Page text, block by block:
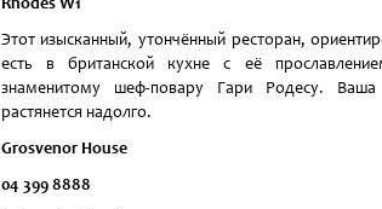
Этот изысканный, утончённый ресторан,
есть в британской кухне с её
знаменитому шеф-повару Гари Родесу. Ваша
растянется надолго.
Grosvenor House
04 399 8888